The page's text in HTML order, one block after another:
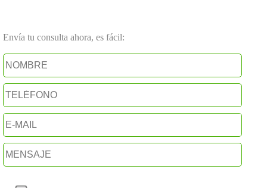
Envía tu consulta ahora, es fácil: